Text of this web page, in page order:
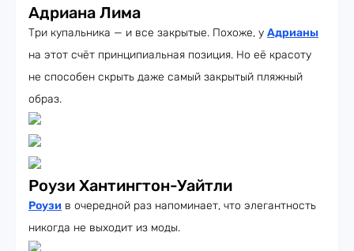
Адриана Лима
Три купальника — и все закрытые. Похоже, у Адрианы
на этот счёт принципиальная позиция. Но её красоту
не способен скрыть даже самый закрытый пляжный
образ.
Роузи Хантингтон-Уайтли
Роузи в очередной раз напоминает, что элегантность
никогда не выходит из моды.